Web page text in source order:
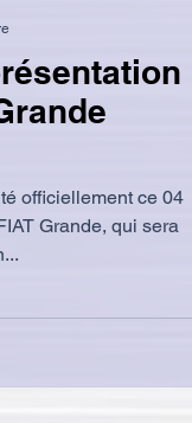
officiellement ce 04
Grande, qui sera